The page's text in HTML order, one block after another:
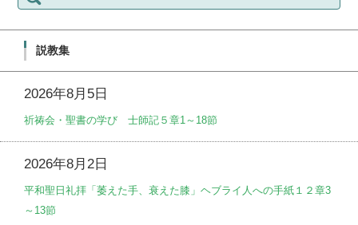
説教集
2026年8月5日
祈祷会・聖書の学び 士師記５章1～18節
2026年8月2日
平和聖日礼拝「萎えた手、衰えた膝」ヘブライ人への手紙１２章3
～13節